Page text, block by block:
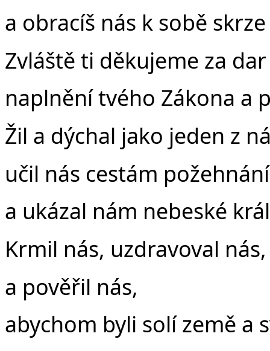
a obracíš nás k sobě
Zvláště ti děkujeme za
naplnění tvého Zákona a
Žil a dýchal jako jeden z
učil nás cestám požehnání
a ukázal nám nebeské
Krmil nás, uzdravoval nás,
a pověřil nás,
abychom byli solí země a